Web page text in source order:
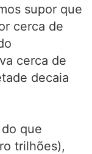
supor que
cerca de
cerca de
decaia
que
trilhões),